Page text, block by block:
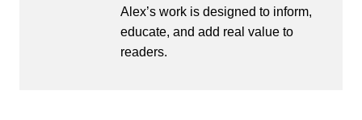
Alex’s work is designed to inform,
educate, and add real value to
readers.